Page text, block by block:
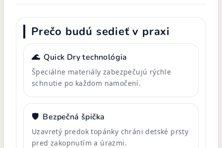
Prečo budú sedieť v praxi
🌊 Quick Dry technológia
Špeciálne materiály zabezpečujú rýchle
schnutie po každom namočení.
🛡️ Bezpečná špička
Uzavretý predok topánky chráni detské prsty
pred zakopnutím a úrazmi.